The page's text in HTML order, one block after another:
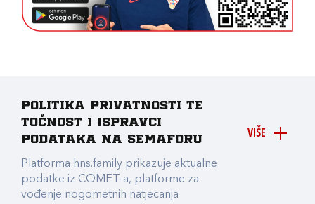
VIŠE
Politika privatnosti te
točnost i ispravci
podataka na Semaforu
Platforma hns.family prikazuje aktualne
podatke iz COMET-a, platforme za
vođenje nogometnih natjecanja